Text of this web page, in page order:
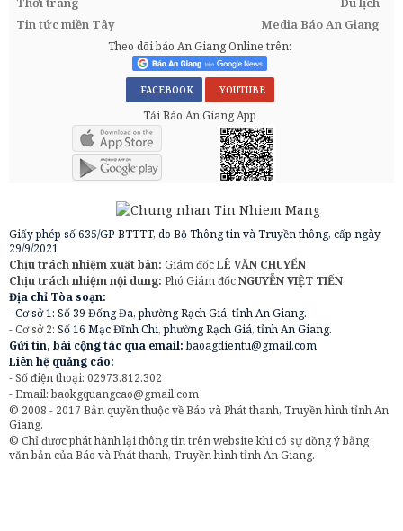
Tin tức miền Tây
Media Báo An Giang
Theo dõi báo An Giang Online trên:
FACEBOOK YOUTUBE
Tải Báo An Giang App
Giấy phép số 635/GP-BTTTT, do Bộ Thông tin và Truyền thông, cấp ngày
29/9/2021
Chịu trách nhiệm xuất bản: Giám đốcLÊ VĂN CHUYỂN
Chịu trách nhiệm nội dung: Phó Giám đốcNGUYỄN VIỆT TIẾN
Địa chỉ Tòa soạn:
- Cơ sở 1: Số 39 Đống Đa, phường Rạch Giá, tỉnh An Giang.
- Cơ sở 2: Số 16 Mạc Đĩnh Chi, phường Rạch Giá, tỉnh An Giang.
Gửi tin, bài cộng tác qua email:baoagdientu@gmail.com
Liên hệ quảng cáo:
- Số điện thoại: 02973.812.302
- Email:baokgquangcao@gmail.com
© 2008 - 2017 Bản quyền thuộc về Báo và Phát thanh, Truyền hình tỉnh An
Giang.
© Chỉ được phát hành lại thông tin trên website khi có sự đồng ý bằng
văn bản của Báo và Phát thanh, Truyền hình tỉnh An Giang.